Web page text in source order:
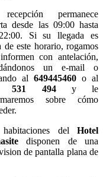
permanece
desde las 09:00 hasta
Si su llegada es
de este horario, rogamos
con antelación,
un e-mail o
al 649445460 o al
531 494 y le
sobre cómo
del Hotel
disponen de una
de pantalla plana de